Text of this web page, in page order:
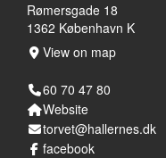
Rømersgade 18
1362 København K
View on map
60 70 47 80
Website
torvet@hallernes.dk
facebook